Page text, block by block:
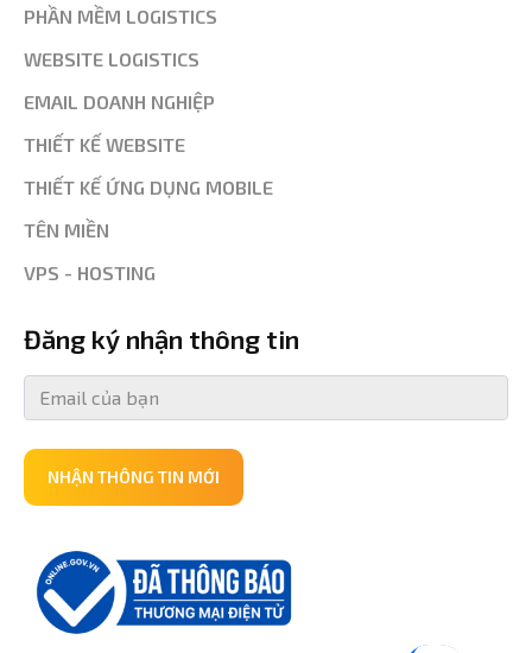
PHẦN MỀM LOGISTICS
WEBSITE LOGISTICS
EMAIL DOANH NGHIỆP
THIẾT KẾ WEBSITE
THIẾT KẾ ỨNG DỤNG MOBILE
TÊN MIỀN
VPS - HOSTING
Đăng ký nhận thông tin
NHẬN THÔNG TIN MỚI